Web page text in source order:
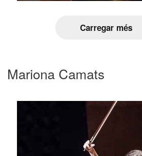
Carregar més
Mariona Camats